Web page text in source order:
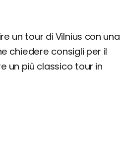
un tour di Vilnius con una
chiedere consigli per il
un più classico tour in